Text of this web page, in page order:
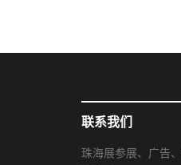
联系我们
珠海展参展、广告